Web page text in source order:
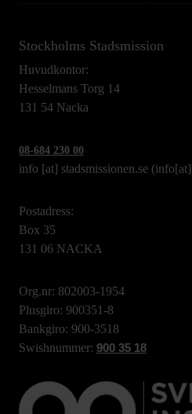
Stockholms Stadsmission
Huvudkontor:
Hesselmans Torg 14
131 54 Nacka
08-684 230 00
info [at] stadsmissionen.se
Postadress:
Box 35
131 06 NACKA
Org.nr: 802003-1954
Plusgiro: 900351-8
Bankgiro: 900-3518
Swishnummer: 900 35 18